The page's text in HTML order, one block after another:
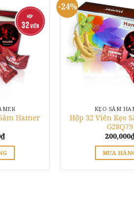
Hamer
₫
-24%
KẸO SÂM
Hộp 32 Viên Kẹo
G28Q79
200,000
MUA